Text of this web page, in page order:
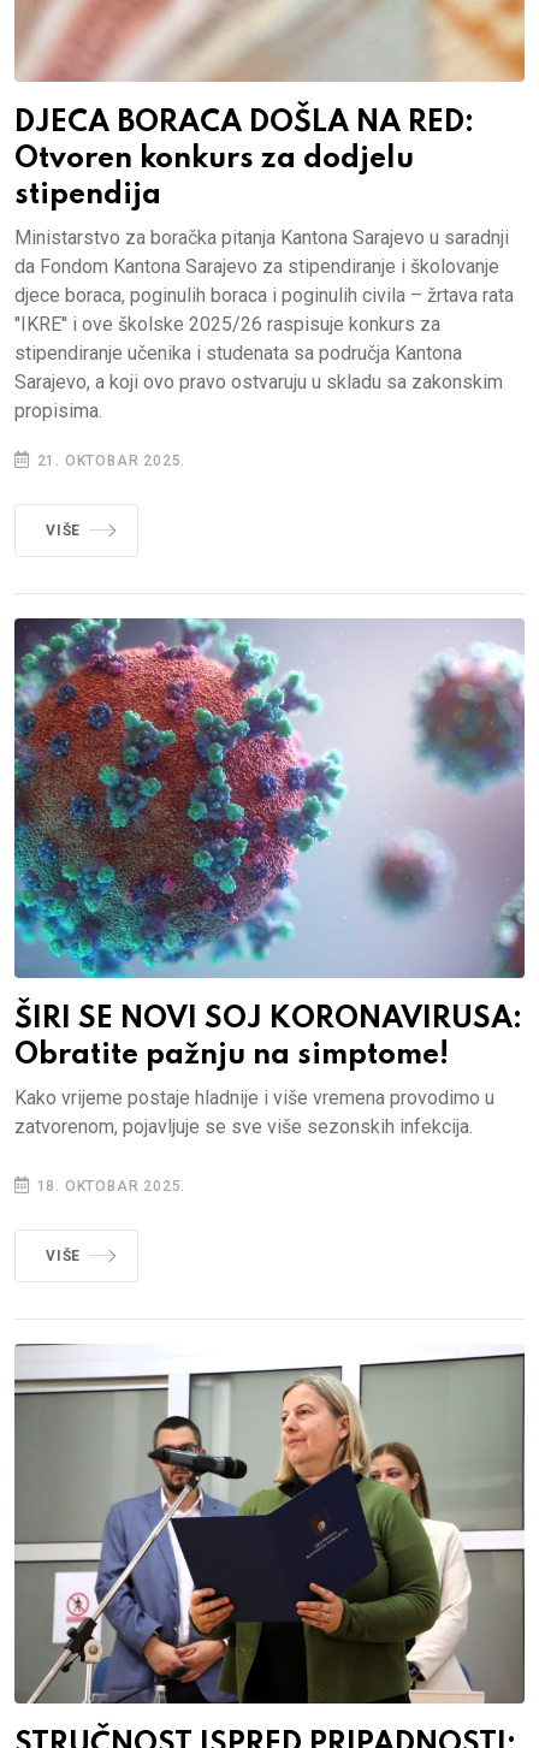
DJECA BORACA DOŠLA NA RED:
Otvoren konkurs za dodjelu
stipendija
Ministarstvo za boračka pitanja Kantona Sarajevo u saradnji
da Fondom Kantona Sarajevo za stipendiranje i školovanje
djece boraca, poginulih boraca i poginulih civila – žrtava rata
''IKRE'' i ove školske 2025/26 raspisuje konkurs za
stipendiranje učenika i studenata sa područja Kantona
Sarajevo, a koji ovo pravo ostvaruju u skladu sa zakonskim
propisima.
21. OKTOBAR 2025.
VIŠE
ŠIRI SE NOVI SOJ KORONAVIRUSA:
Obratite pažnju na simptome!
Kako vrijeme postaje hladnije i više vremena provodimo u
zatvorenom, pojavljuje se sve više sezonskih infekcija.
18. OKTOBAR 2025.
VIŠE